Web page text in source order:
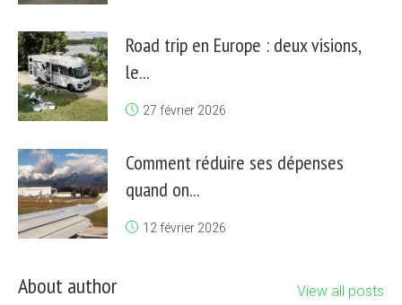
Road trip en Europe : deux visions,
le...
27 février 2026
Comment réduire ses dépenses
quand on...
12 février 2026
About author View all posts